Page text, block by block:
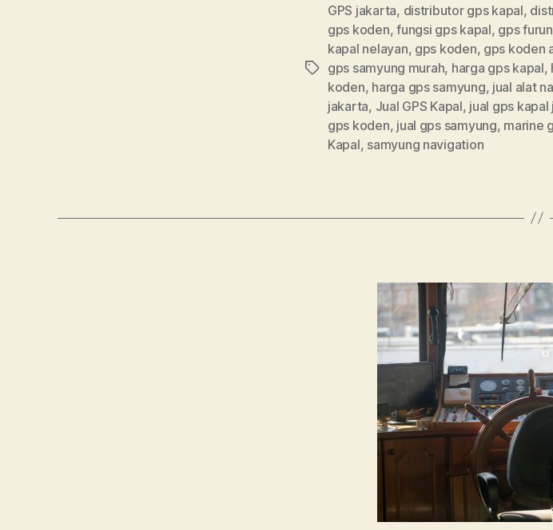
GPS jakarta, distributor gps kapal,
gps koden,fungsi gps kapal, gps
kapal nelayan, gps koden, gps koden
gps samyung murah, harga gps kapal,
koden, harga gps samyung, jual alat
jakarta, Jual GPS Kapal, jual gps kapal
gps koden, jual gps samyung, marine
Kapal, samyung navigation